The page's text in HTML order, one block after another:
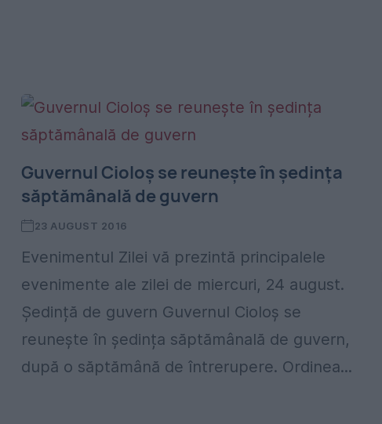
Guvernul Cioloș se reunește în ședința
săptămânală de guvern
23 AUGUST 2016
Evenimentul Zilei vă prezintă principalele
evenimente ale zilei de miercuri, 24 august.
Ședință de guvern Guvernul Cioloș se
reunește în ședința săptămânală de guvern,
după o săptămână de întrerupere. Ordinea...